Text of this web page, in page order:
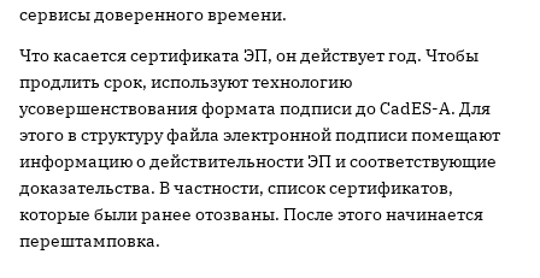
сервисы доверенного времени.
Что касается сертификата ЭП, он действует год. Чтобы
продлить срок, используют технологию
усовершенствования формата подписи до CadES-А. Для
этого в структуру файла электронной подписи помещают
информацию о действительности ЭП и соответствующие
доказательства. В частности, список сертификатов,
которые были ранее отозваны. После этого начинается
перештамповка.